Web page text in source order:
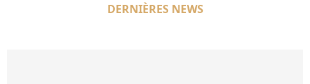
DERNIÈRES NEWS